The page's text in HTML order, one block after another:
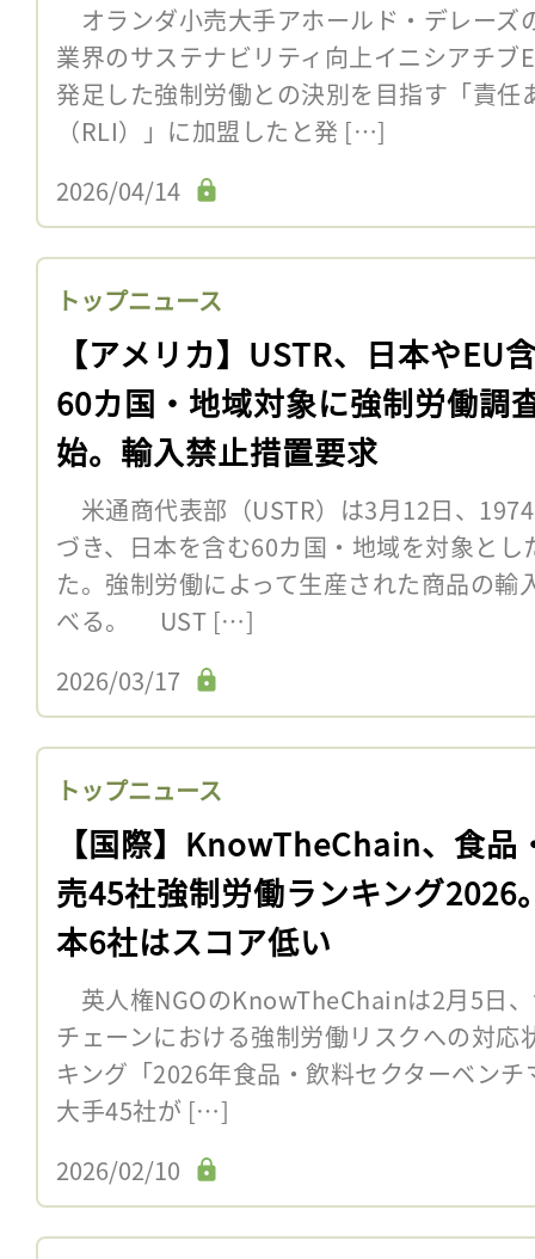
オランダ小売大手アホールド・デレーズ
業界のサステナビリティ向上イニシアチブ
発足した強制労働との決別を目指す「責任
（RLI）」に加盟したと発 […]
2026/04/14
トップニュース
【アメリカ】USTR、日本やEU
60カ国・地域対象に強制労働調
始。輸入禁止措置要求
米通商代表部（USTR）は3月12日、
づき、日本を含む60カ国・地域を対象と
た。強制労働によって生産された商品の輸
べる。 UST […]
2026/03/17
トップニュース
【国際】KnowTheChain、食品
売45社強制労働ランキング2026
本6社はスコア低い
英人権NGOのKnowTheChainは2月5日
チェーンにおける強制労働リスクへの対応
キング「2026年食品・飲料セクターベン
大手45社が […]
2026/02/10